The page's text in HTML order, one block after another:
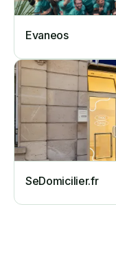
Evaneos
SeDomicilier.fr